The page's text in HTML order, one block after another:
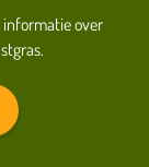
over